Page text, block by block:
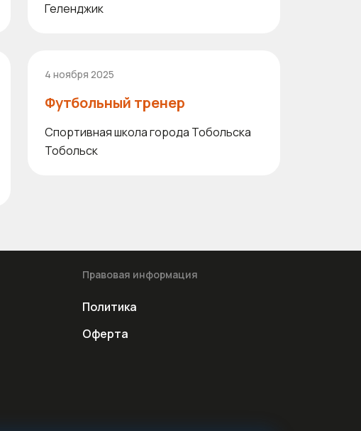
Геленджик
4 ноября 2025
Футбольный тренер
Спортивная школа города Тобольска
Тобольск
Правовая информация
Политика
Оферта